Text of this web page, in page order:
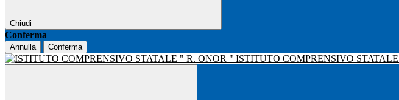
Chiudi
Conferma
Annulla Conferma
ISTITUTO COMPRENSIVO STATALE